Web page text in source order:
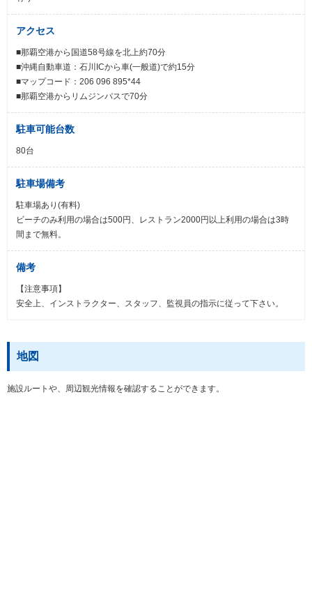
アクセス
■那覇空港から国道58号線を北上約70分
■沖縄自動車道：石川ICから車(一般道)で約15分
■マップコード：206 096 895*44
■那覇空港からリムジンバスで70分
駐車可能台数
80台
駐車場備考
駐車場あり(有料)
ビーチのみ利用の場合は500円、レストラン2000円以上利用の場合は3時
間まで無料。
備考
【注意事項】
安全上、インストラクター、スタッフ、監視員の指示に従って下さい。
地図
施設ルートや、周辺観光情報を確認することができます。